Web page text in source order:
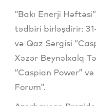
“Bakı Enerji
tədbiri birləşdirir:
və Qaz Sərgisi
Xəzər Beynəlxalq
“Caspian Power”
Forum”.